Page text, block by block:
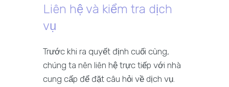
Liên hệ và kiểm tra dịch
vụ
Trước khi ra quyết định cuối cùng,
chúng ta nên liên hệ trực tiếp với nhà
cung cấp để đặt câu hỏi về dịch vụ.